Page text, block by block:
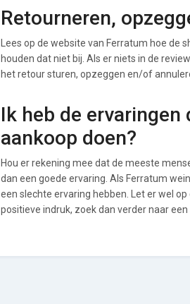
Retourneren,
Lees op de website van Ferratum hoe
houden dat niet bij. Als er niets in de
het retour sturen, opzeggen en/of
Ik heb de
aankoop doen?
Hou er rekening mee dat de meeste
dan een goede ervaring. Als Ferratum
een slechte ervaring hebben. Let er wel
positieve indruk, zoek dan verder naar